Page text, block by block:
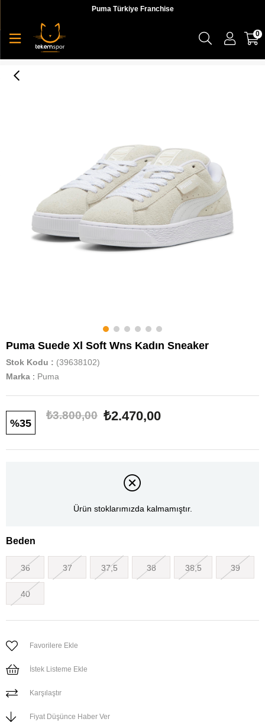
Puma Türkiye Franchise
0
Puma Suede Xl Soft Wns Kadın Sneaker
Stok Kodu
(39638102)
Marka : Puma
35
₺3.800,00 ₺2.470,00
Ürün stoklarımızda kalmamıştır.
Beden
36 37 37,5 38 38,5 39
40
Favorilere Ekle
İstek Listeme Ekle
Karşılaştır
Fiyat Düşünce Haber Ver